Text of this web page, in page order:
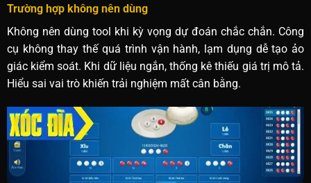
Trường hợp không nên dùng
Không nên dùng tool khi kỳ vọng dự đoán chắc chắn. Công
cụ không thay thế quá trình vận hành, lạm dụng dễ tạo ảo
giác kiểm soát. Khi dữ liệu ngắn, thống kê thiếu giá trị mô tả.
Hiểu sai vai trò khiến trải nghiệm mất cân bằng.